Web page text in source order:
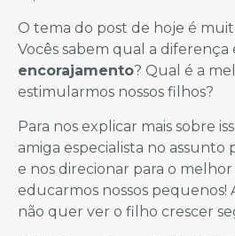
O tema do post de hoje é
Vocês sabem qual a diferença
encorajamento? Qual é a
estimularmos nossos filhos?
Para nos explicar mais sobre
amiga especialista no assunto
e nos direcionar para o
educarmos nossos pequenos!
não quer ver o filho crescer